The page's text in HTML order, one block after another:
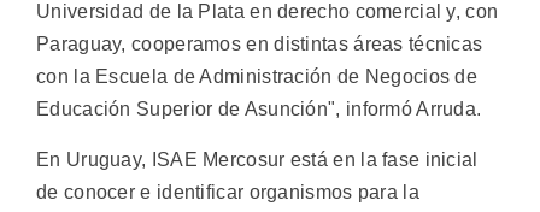
Universidad de la Plata en derecho comercial y, con
Paraguay, cooperamos en distintas áreas técnicas
con la Escuela de Administración de Negocios de
Educación Superior de Asunción", informó Arruda.
En Uruguay, ISAE Mercosur está en la fase inicial
de conocer e identificar organismos para la